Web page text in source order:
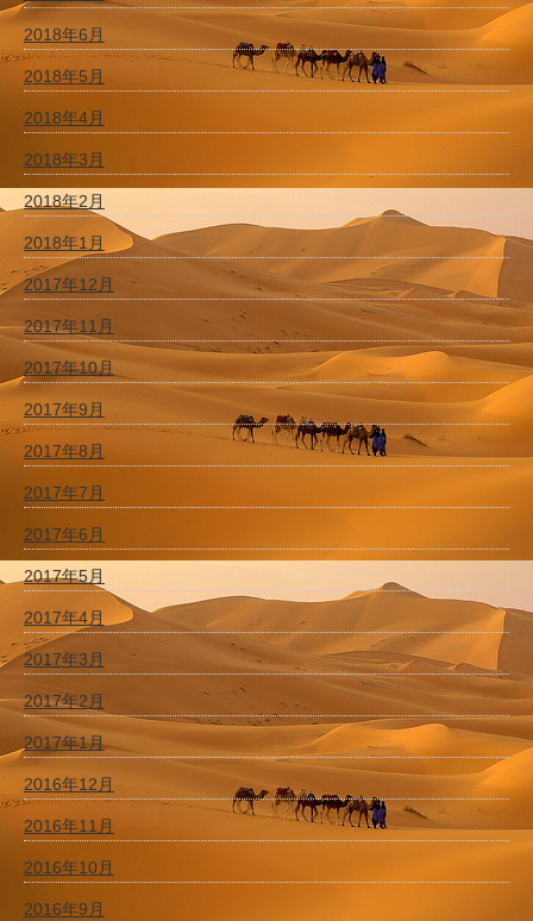
2018年6月
2018年5月
2018年4月
2018年3月
2018年2月
2018年1月
2017年12月
2017年11月
2017年10月
2017年9月
2017年8月
2017年7月
2017年6月
2017年5月
2017年4月
2017年3月
2017年2月
2017年1月
2016年12月
2016年11月
2016年10月
2016年9月